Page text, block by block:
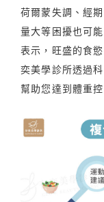
荷爾蒙失調、經
量大等困擾也可
表示，旺盛的食
奕美學診所透過
幫助您達到體重控